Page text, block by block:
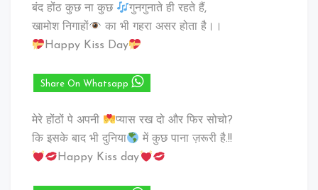
बंद होंठ कुछ ना कुछ
गुनगुनाते ही रहते हैं,
खामोश निगाहों
का भी गहरा असर होता है।।
Happy Kiss Day
Share On Whatsapp
मेरे होंठों पे अपनी
प्यास रख दो और फिर सोचो?
कि इसके बाद भी दुनिया
में कुछ पाना ज़रूरी है.!!
Happy Kiss day